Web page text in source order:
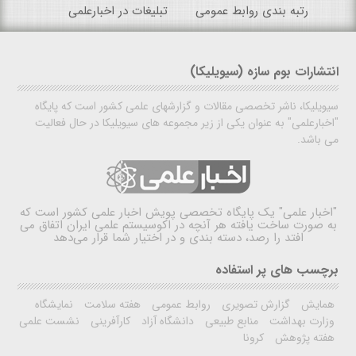
رتبه بندی روابط عمومی تبلیغات در اخبارعلمی
انتشارات بوم سازه (سیویلیکا)
سیویلیکا، ناشر تخصصی مقالات و گزارشهای علمی کشور است که پایگاه
"اخبارعلمی" به عنوان یکی از زیر مجموعه های سیویلیکا در حال فعالیت
می باشد.
"اخبار علمی" یک پایگاه تخصصی پویش اخبار علمی کشور است که
به صورت ساخت یافته هر آنچه در اکوسیستم علمی ایران اتفاق می
افتد را رصد، دسته بندی و در اختیار شما قرار می‌دهد
برچسب های پر استفاده
همایش گزارش تصویری روابط عمومی هفته سلامت
نمایشگاه
وزارت بهداشت
منابع طبیعی دانشگاه آزاد کارآفرینی
نشست علمی
هفته پژوهش
کرونا